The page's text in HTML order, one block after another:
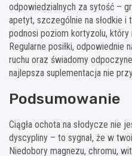
odpowiedzialnych za sytość –
apetyt, szczególnie na słodkie i
podnosi poziom kortyzolu, który
Regularne posiłki, odpowiednie
ruchu oraz świadomy
najlepsza suplementacja nie
Podsumowanie
Ciągła ochota na słodycze nie
dyscypliny – to sygnał, że w
Niedobory magnezu, chromu,